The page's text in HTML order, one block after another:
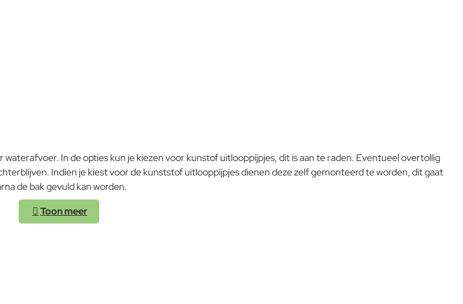
In de opties kun je kiezen voor kunstof uitlooppijpjes, dit is aan te raden. Eventueel overtollig
Indien je kiest voor de kunststof uitlooppijpjes dienen deze zelf gemonteerd te worden, dit gaat
de bak gevuld kan worden.